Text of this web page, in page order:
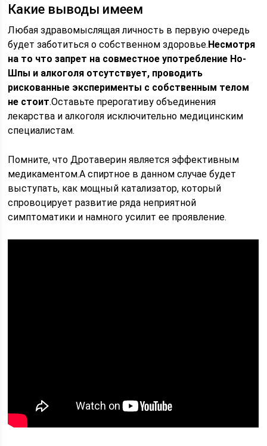
Какие выводы имеем
Любая здравомыслящая личность в первую очередь
будет заботиться о собственном здоровье.Несмотря
на то что запрет на совместное употребление Но-
Шпы и алкоголя отсутствует, проводить
рискованные эксперименты с собственным телом
не стоит.Оставьте прерогативу объединения
лекарства и алкоголя исключительно медицинским
специалистам.
Помните, что Дротаверин является эффективным
медикаментом.А спиртное в данном случае будет
выступать, как мощный катализатор, который
спровоцирует развитие ряда неприятной
симптоматики и намного усилит ее проявление.